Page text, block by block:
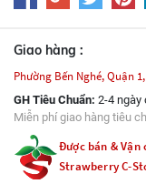
Giao hàng :
Phường Bến Nghé, Quận 1,
GH Tiêu Chuẩn: 2-4 ngày
Miễn phí giao hàng tiêu
Được bán & Vận
Strawberry C-